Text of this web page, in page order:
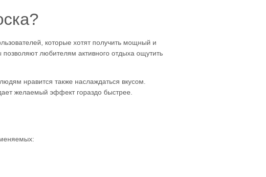
которые хотят получить мощный и
любителям активного отдыха ощутить
нравится также наслаждаться вкусом.
желаемый эффект гораздо быстрее.